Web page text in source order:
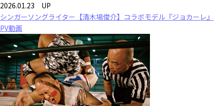
2026.01.23 UP
シンガーソングライター【清木場俊介】コラボモデル『ジョカーレ』
PV動画